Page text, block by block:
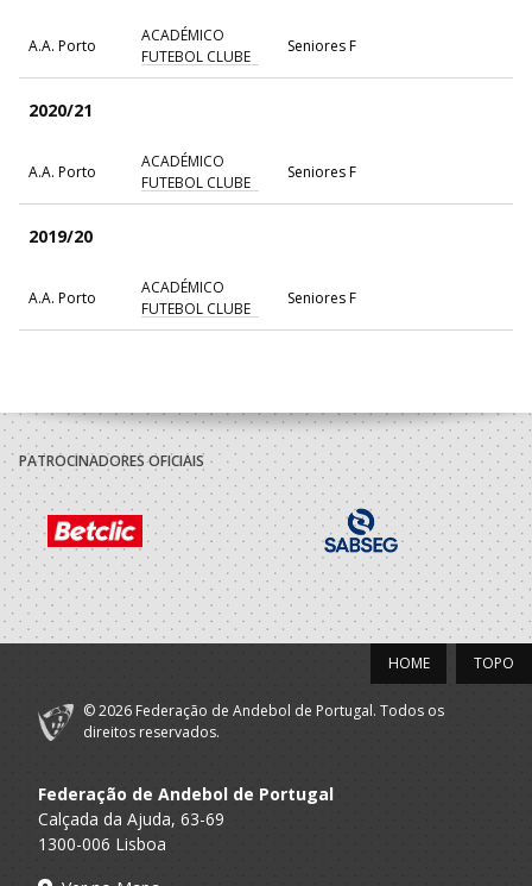
A.A. Porto
ACADÉMICO
FUTEBOL CLUBE
Seniores F
2020/21
A.A. Porto
ACADÉMICO
FUTEBOL CLUBE
Seniores F
2019/20
A.A. Porto
ACADÉMICO
FUTEBOL CLUBE
Seniores F
A.A. Porto
Clube Jovem
Almeida Garrett
Juniores F / Seniores F
2017/18
A.A. Porto
Clube Jovem
Almeida Garrett
Juniores F / Seniores F
2016/17
A.A. Porto
Clube Jovem
2015/16
Porto A
Praia
PATROCINADORES OFICIAIS
TOPO
HOME
© 2026 Federação de Andebol de Portugal. Todos os
direitos reservados.
Federação de Andebol de Portugal
Calçada da Ajuda, 63-69
1300-006 Lisboa